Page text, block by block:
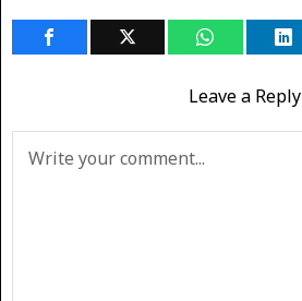
Leave a Reply